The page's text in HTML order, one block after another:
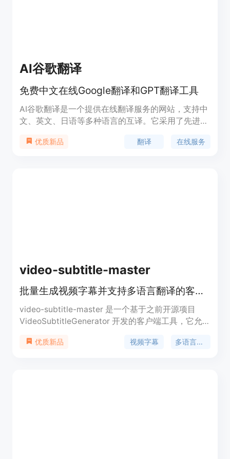
AI谷歌翻译
免费中文在线Google翻译和GPT翻译工具
AI谷歌翻译是一个提供在线翻译服务的网站，支持中
文、英文、日语等多种语言的互译。它采用了先进的
选择的领域进行专业翻译，确保翻译的准确性和专业
优质新品 翻译 在线服务
video-subtitle-master
批量生成视频字幕并支持多语言翻译的客户端工具
video-subtitle-master 是一个基于之前开源项目
VideoSubtitleGenerator 开发的客户端工具，它允
同的语言。这个工具特别适合需要对视频内容进行本
优质新品 视频字幕 多语言翻译